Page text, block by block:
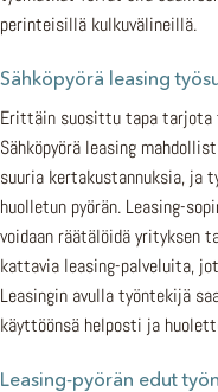
perinteisillä kulkuvälineillä.
Sähköpyörä leasing
Erittäin suosittu tapa tarjota
Sähköpyörä leasing
suuria kertakustannuksia, ja
huolletun pyörän. Leasing-
voidaan räätälöidä yrityksen
kattavia leasing-palveluita,
Leasingin avulla työntekijä
käyttöönsä helposti ja
Leasing-pyörän edut